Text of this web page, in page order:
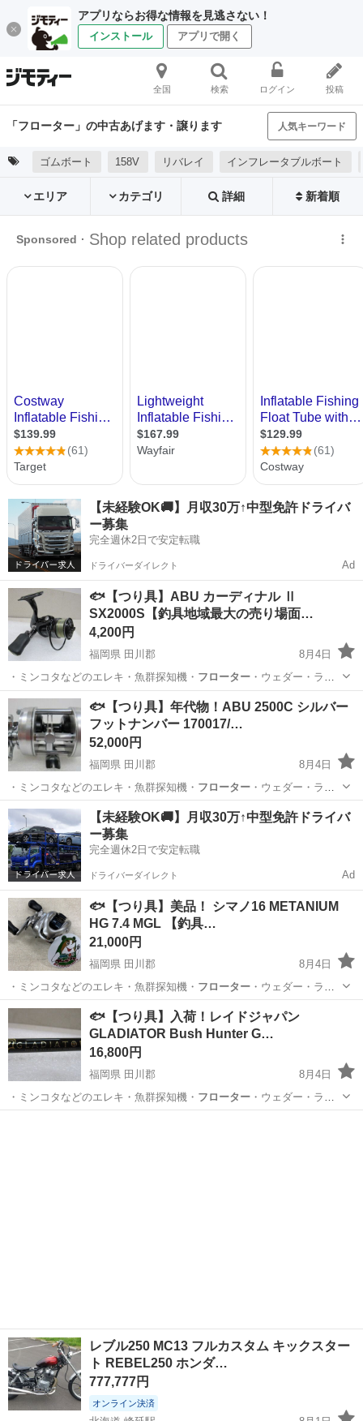
アプリならお得な情報を見逃さない！
インストール アプリで開く
全国 検索 ログイン 投稿
「フローター」の中古あげます・譲ります 人気キーワード
ゴムボート 158V リバレイ インフレータブルボート
エリア カテゴリ 詳細 新着順
【未経験OK🚚】月収30万↑中型免許ドライバ
ー募集
完全週休2日で安定転職
ドライバーダイレクト Ad
🐟【つり具】ABU カーディナル Ⅱ
SX2000S【釣具地域最大の売り場面…
4,200円
福岡県 田川郡
8月4日
・ミンコタなどのエレキ・魚群探知機・ フローター・ウェダー・ライ
フJKT ■取…
福岡 田川郡 その他 釣具
🐟【つり具】年代物！ABU 2500C シルバー
フットナンバー 170017/…
52,000円
福岡県 田川郡
8月4日
・ミンコタなどのエレキ・魚群探知機・ フローター・ウェダー・ライ
フJKT ■取…
福岡 田川郡 その他 釣具
【未経験OK🚚】月収30万↑中型免許ドライバ
ー募集
完全週休2日で安定転職
ドライバーダイレクト Ad
🐟【つり具】美品！ シマノ16 METANIUM
HG 7.4 MGL 【釣具…
21,000円
福岡県 田川郡
8月4日
・ミンコタなどのエレキ・魚群探知機・ フローター・ウェダー・ライ
フJKT ■取…
福岡 田川郡 その他 釣具
🐟【つり具】入荷！レイドジャパン
GLADIATOR Bush Hunter G…
16,800円
福岡県 田川郡
8月4日
・ミンコタなどのエレキ・魚群探知機・ フローター・ウェダー・ライ
フJKT ■取…
レブル250 MC13 フルカスタム キックスター
ト REBEL250 ホンダ…
777,777円
オンライン決済